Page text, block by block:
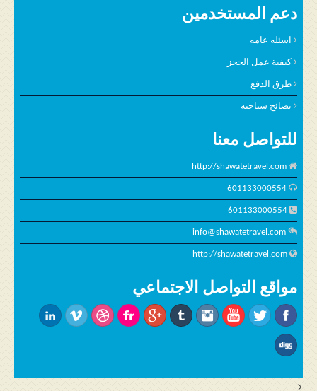
دعم المستخدمين
اسئله عامه
كيفية عمل الحجز
طرق الدفع
نصائح سياحيه
للتواصل معنا
http://shawatetravel.com
601133000554
601133000554
info@shawatetravel.com
http://shawatetravel.com
مواقع التواصل الاجتماعي
<